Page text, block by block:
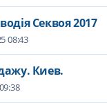
Секвоя 2017
08:43
Киев.